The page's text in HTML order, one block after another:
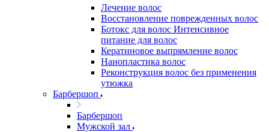
Лечение волос
Восстановление поврежденных волос
Бoтокс для волос Интенсивное
питание для волос
Кератиновое выпрямление волос
Нанопластика волос
Реконструкция волос без применения
утюжка
Барбершоп
Барбершоп
Мужской зал